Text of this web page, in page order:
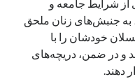
از شرایط جامعه و
به جنبش‌های زنان ملحق
خودشان را با
و در ضمن، دریچه‌های
دهند.